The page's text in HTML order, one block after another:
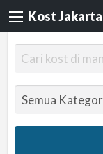
Kost Jakarta